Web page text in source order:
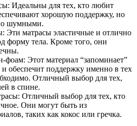
Идеальны для тех, кто любит
хорошую поддержку, но
шумными.
Эти матрасы эластичные и отлично
форму тела. Кроме того, они
Этот материал “запоминает”
обеспечит поддержку именно в тех
Отличный выбор для тех,
в спине.
Отличный выбор для тех, кто
Они могут быть из
таких как кокос или гречка.